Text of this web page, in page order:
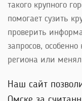
такого крупного
помогает сузить
проверить
запросов,
региона или
Наш сайт